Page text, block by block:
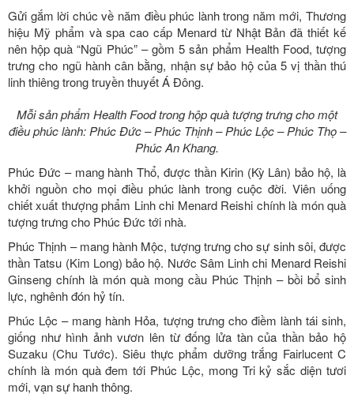
Gửi gắm lời chúc về năm điều phúc lành trong năm mới, Thương
hiệu Mỹ phẩm và spa cao cấp Menard từ Nhật Bản đã thiết kế
nên hộp quà “Ngũ Phúc” – gồm 5 sản phẩm Health Food, tượng
trưng cho ngũ hành cân bằng, nhận sự bảo hộ của 5 vị thần thú
linh thiêng trong truyền thuyết Á Đông.
Mỗi sản phẩm Health Food trong hộp quà tượng trưng cho một
điều phúc lành: Phúc Đức – Phúc Thịnh – Phúc Lộc – Phúc Thọ –
Phúc An Khang.
Phúc Đức – mang hành Thổ, được thần Kirin (Kỳ Lân) bảo hộ, là
khởi nguồn cho mọi điều phúc lành trong cuộc đời. Viên uống
chiết xuất thượng phẩm Linh chi Menard Reishi chính là món quà
tượng trưng cho Phúc Đức tới nhà.
Phúc Thịnh – mang hành Mộc, tượng trưng cho sự sinh sôi, được
thần Tatsu (Kim Long) bảo hộ. Nước Sâm Linh chi Menard Reishi
Ginseng chính là món quà mong cầu Phúc Thịnh – bồi bổ sinh
lực, nghênh đón hỷ tín.
Phúc Lộc – mang hành Hỏa, tượng trưng cho điềm lành tái sinh,
giống như hình ảnh vươn lên từ đống lửa tàn của thần bảo hộ
Suzaku (Chu Tước). Siêu thực phẩm dưỡng trắng Fairlucent C
chính là món quà đem tới Phúc Lộc, mong Tri kỷ sắc diện tươi
mới, vạn sự hanh thông.